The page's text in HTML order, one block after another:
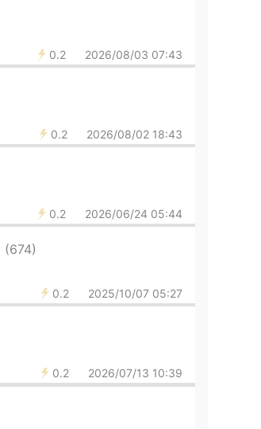
0.2 2026/08/03 07:43
0.2 2026/08/02 18:43
0.2 2026/06/24 05:44
(674)
0.2 2025/10/07 05:27
0.2 2026/07/13 10:39